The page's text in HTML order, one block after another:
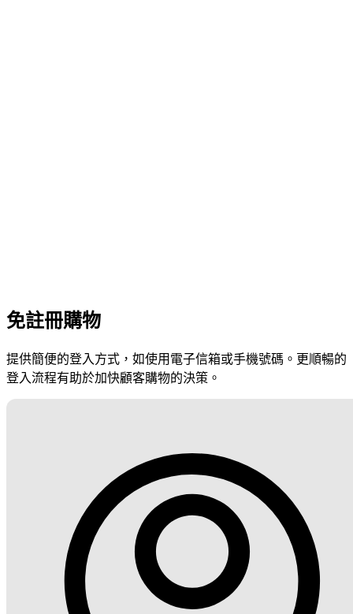
免註冊購物
提供簡便的登入方式，如使用電子信箱或手機號碼。更順暢的
登入流程有助於加快顧客購物的決策。